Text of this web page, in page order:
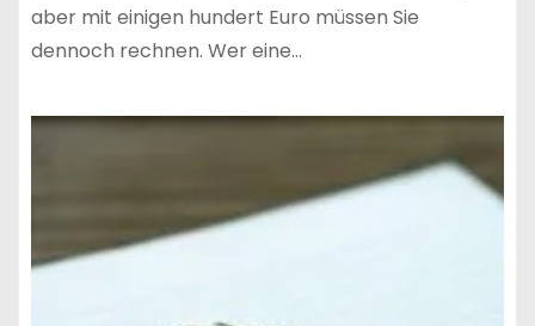
aber mit einigen hundert Euro müssen Sie
dennoch rechnen. Wer eine…